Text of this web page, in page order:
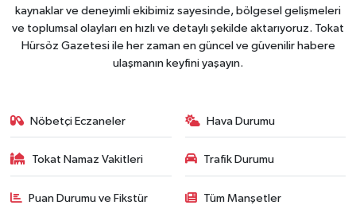
kaynaklar ve deneyimli ekibimiz sayesinde, bölgesel gelişmeleri
ve toplumsal olayları en hızlı ve detaylı şekilde aktarıyoruz. Tokat
Hürsöz Gazetesi ile her zaman en güncel ve güvenilir habere
ulaşmanın keyfini yaşayın.
Nöbetçi Eczaneler Hava Durumu
Tokat Namaz Vakitleri Trafik Durumu
Puan Durumu ve Fikstür Tüm Manşetler